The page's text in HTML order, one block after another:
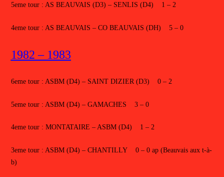
5eme tour : AS BEAUVAIS (D3) – SENLIS (D4) 1 – 2
4eme tour : AS BEAUVAIS – CO BEAUVAIS (DH) 5 – 0
1982 – 1983
6eme tour : ASBM (D4) – SAINT DIZIER (D3) 0 – 2
5eme tour : ASBM (D4) – GAMACHES 3 – 0
4eme tour : MONTATAIRE – ASBM (D4) 1 – 2
3eme tour : ASBM (D4) – CHANTILLY 0 – 0 ap (Beauvais aux t-à-
b)